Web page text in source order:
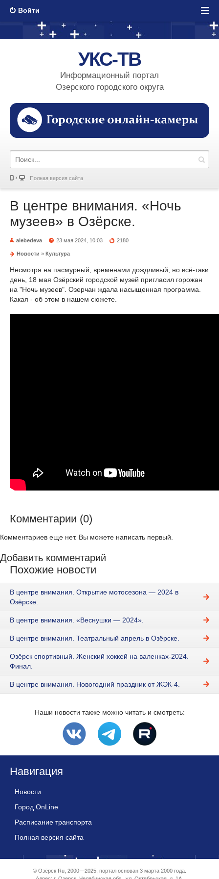
Войти
УКС-ТВ
Информационный портал
Озерского городского округа
Полная версия сайта
В центре внимания. «Ночь
музеев» в Озёрске.
alebedeva 23 мая 2024, 10:03 2180
Новости » Культура
Несмотря на пасмурный, временами дождливый, но всё-таки
день, 18 мая Озёрский городской музей пригласил горожан
на "Ночь музеев". Озерчан ждала насыщенная программа.
Какая - об этом в нашем сюжете.
Комментарии (0)
Комментариев еще нет. Вы можете написать первый.
Добавить комментарий
Похожие новости
В центре внимания. Открытие мотосезона — 2024 в
Озёрске.
В центре внимания. «Веснушки — 2024».
В центре внимания. Театральный апрель в Озёрске.
Озёрск спортивный. Женский хоккей на валенках-2024.
Финал.
В центре внимания. Новогодний праздник от ЖЭК-4.
Наши новости также можно читать и смотреть:
Навигация
Новости
Город OnLine
Расписание транспорта
Полная версия сайта
© Озёрск.Ru, 2000—2025, портал основан 3 марта 2000 года.